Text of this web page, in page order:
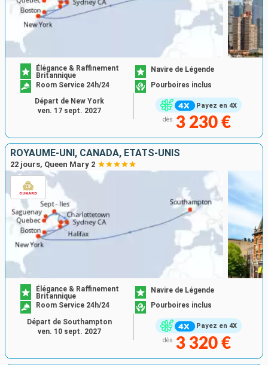
Payez en 4X
Élégance & Raffinement
Britannique
Navire de Légende
Room Service 24h/24
Pourboires inclus
dès 3 230 €
Départ de New York
ven. 17 sept. 2027
ROYAUME-UNI, CANADA, ÉTATS-UNIS
22 jours, Queen Mary 2
Payez en 4X
Élégance & Raffinement
Britannique
Navire de Légende
Room Service 24h/24
Pourboires inclus
dès 3 320 €
Départ de Southampton
ven. 10 sept. 2027